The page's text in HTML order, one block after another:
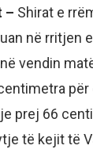
– Shirat e
në rritjen
vendin
për
prej 66
të kejit të